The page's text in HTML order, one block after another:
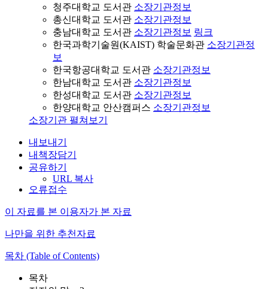
청주대학교 도서관 소장기관정보
총신대학교 도서관 소장기관정보
충남대학교 도서관 소장기관정보 링크
한국과학기술원(KAIST) 학술문화관 소장기관정
보
한국항공대학교 도서관 소장기관정보
한남대학교 도서관 소장기관정보
한성대학교 도서관 소장기관정보
한양대학교 안산캠퍼스 소장기관정보
소장기관 펼쳐보기
내보내기
내책장담기
공유하기
URL 복사
오류접수
이 자료를 본 이용자가 본 자료
나만을 위한 추천자료
목차 (Table of Contents)
목차